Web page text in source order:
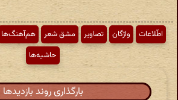
اطّلاعات واژگان تصاویر مشق شعر هم‌آهنگ‌ها
حاشیه‌ها
بارگذاری روند بازدیدها